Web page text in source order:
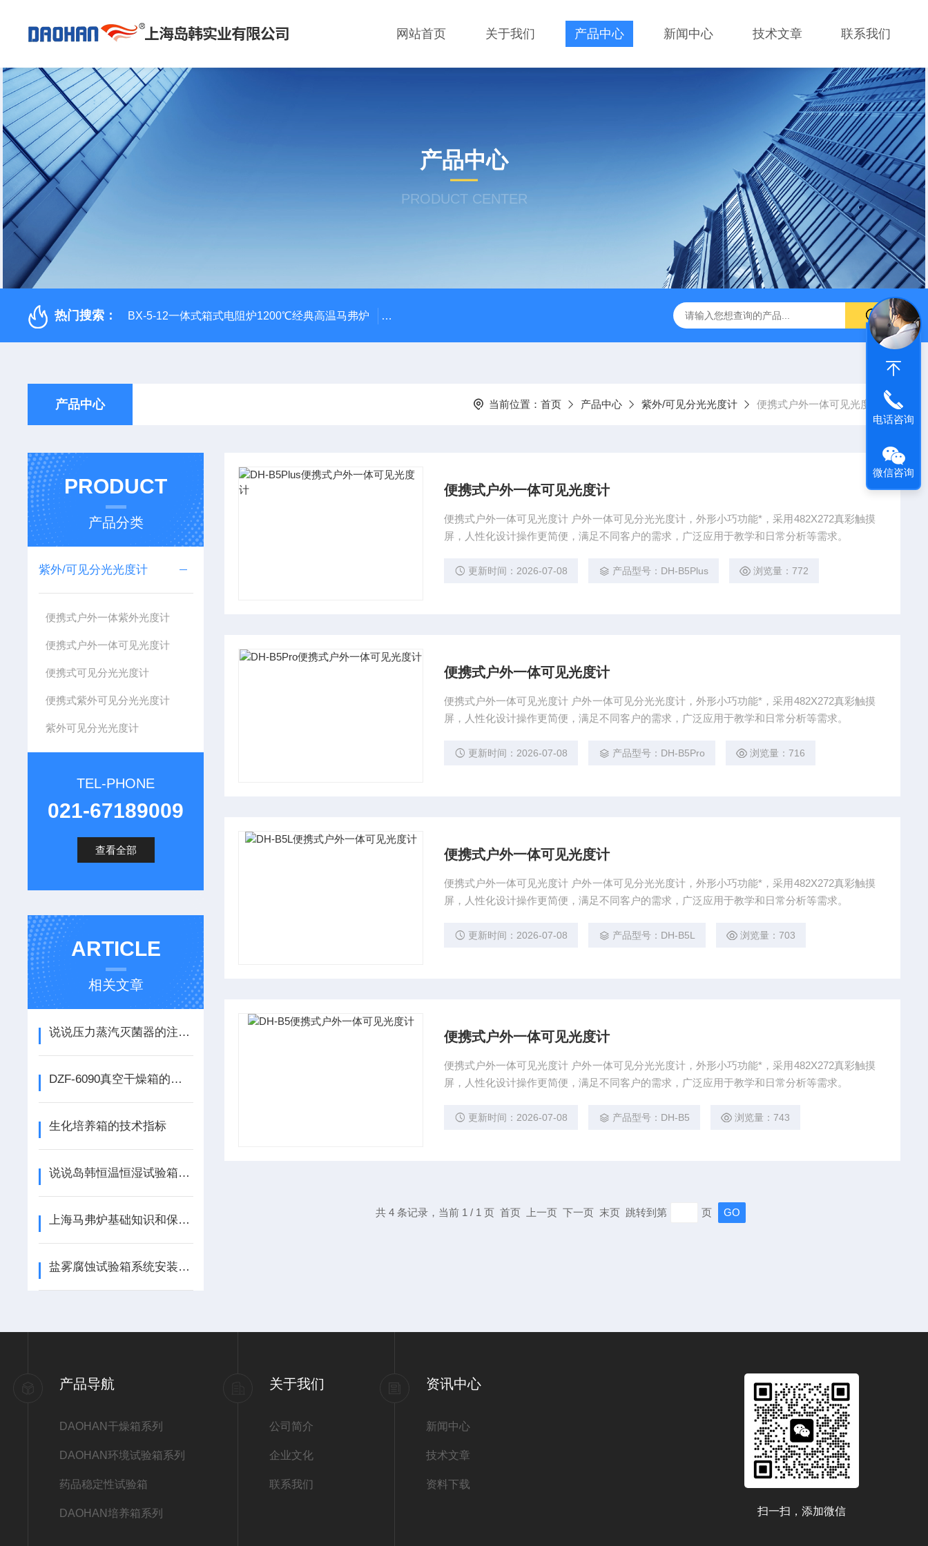
网站首页 关于我们 产品中心 新闻中心 技术文章 联系我们
产品中心
PRODUCT CENTER
热门搜索： BX-5-12一体式箱式电阻炉1200℃经典高温马弗炉 BX-12-12H灰分含量测定马弗炉1200度电炉灰分测定仪 GDJ6010高低温交变试验箱daohan冷热交变测试箱
产品中心 当前位置： 首页 产品中心 紫外/可见分光光度计 便携式户外一体可见光度计
PRODUCT
产品分类
紫外/可见分光光度计
便携式户外一体紫外光度计
便携式户外一体可见光度计
便携式可见分光光度计
便携式紫外可见分光光度计
紫外可见分光光度计
TEL-PHONE
021-67189009
查看全部
ARTICLE
相关文章
说说压力蒸汽灭菌器的注意事项
DZF-6090真空干燥箱的小学问
生化培养箱的技术指标
说说岛韩恒温恒湿试验箱的电源配置
上海马弗炉基础知识和保养注意事项
盐雾腐蚀试验箱系统安装的主要要点
便携式户外一体可见光度计
便携式户外一体可见光度计 户外一体可见分光光度计，外形小巧功能*，采用482X272真彩触摸
屏，人性化设计操作更简便，满足不同客户的需求，广泛应用于教学和日常分析等需求。
更新时间：2026-07-08 产品型号：DH-B5Plus 浏览量：772
便携式户外一体可见光度计
便携式户外一体可见光度计 户外一体可见分光光度计，外形小巧功能*，采用482X272真彩触摸
屏，人性化设计操作更简便，满足不同客户的需求，广泛应用于教学和日常分析等需求。
更新时间：2026-07-08 产品型号：DH-B5Pro 浏览量：716
便携式户外一体可见光度计
便携式户外一体可见光度计 户外一体可见分光光度计，外形小巧功能*，采用482X272真彩触摸
屏，人性化设计操作更简便，满足不同客户的需求，广泛应用于教学和日常分析等需求。
更新时间：2026-07-08 产品型号：DH-B5L 浏览量：703
便携式户外一体可见光度计
便携式户外一体可见光度计 户外一体可见分光光度计，外形小巧功能*，采用482X272真彩触摸
屏，人性化设计操作更简便，满足不同客户的需求，广泛应用于教学和日常分析等需求。
更新时间：2026-07-08 产品型号：DH-B5 浏览量：743
共 4 条记录，当前 1 / 1 页 首页 上一页 下一页 末页 跳转到第 页
产品导航
DAOHAN干燥箱系列
DAOHAN环境试验箱系列
药品稳定性试验箱
DAOHAN培养箱系列
关于我们
公司简介
企业文化
联系我们
资讯中心
新闻中心
技术文章
资料下载
扫一扫，添加微信
电话咨询
微信咨询